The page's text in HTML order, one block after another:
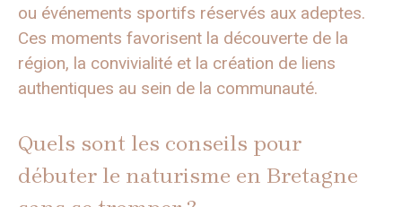
ou événements sportifs réservés aux adeptes.
Ces moments favorisent la découverte de la
région, la convivialité et la création de liens
authentiques au sein de la communauté.
Quels sont les conseils pour
débuter le naturisme en Bretagne